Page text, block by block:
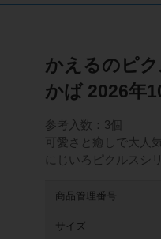
かえるのピ
かば 2026年
参考入数：3個
可愛さと癒しで大人
にじいろピクルスシ
商品管理番号
サイズ